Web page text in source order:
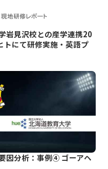
岩見沢校との産学連携20
にて研修実施・英語プ
因分析：事例④ ゴーアヘ